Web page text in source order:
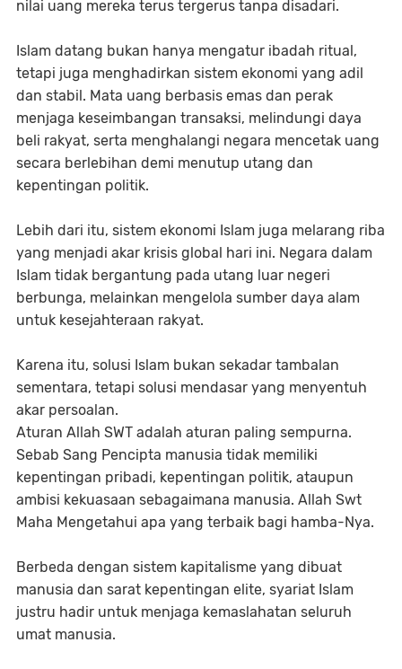
nilai uang mereka terus tergerus tanpa disadari.
Islam datang bukan hanya mengatur ibadah ritual,
tetapi juga menghadirkan sistem ekonomi yang adil
dan stabil. Mata uang berbasis emas dan perak
menjaga keseimbangan transaksi, melindungi daya
beli rakyat, serta menghalangi negara mencetak uang
secara berlebihan demi menutup utang dan
kepentingan politik.
Lebih dari itu, sistem ekonomi Islam juga melarang riba
yang menjadi akar krisis global hari ini. Negara dalam
Islam tidak bergantung pada utang luar negeri
berbunga, melainkan mengelola sumber daya alam
untuk kesejahteraan rakyat.
Karena itu, solusi Islam bukan sekadar tambalan
sementara, tetapi solusi mendasar yang menyentuh
akar persoalan.
Aturan Allah SWT adalah aturan paling sempurna.
Sebab Sang Pencipta manusia tidak memiliki
kepentingan pribadi, kepentingan politik, ataupun
ambisi kekuasaan sebagaimana manusia. Allah Swt
Maha Mengetahui apa yang terbaik bagi hamba-Nya.
Berbeda dengan sistem kapitalisme yang dibuat
manusia dan sarat kepentingan elite, syariat Islam
justru hadir untuk menjaga kemaslahatan seluruh
umat manusia.